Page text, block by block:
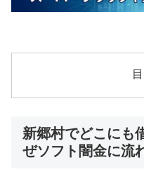
新郷村でどこにも
ぜソフト闇金に流